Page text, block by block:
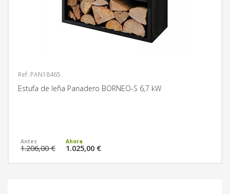
Ref: PAN18465
Estufa de leña Panadero BORNEO-S 6,7 kW
1.206,00 € 1.025,00 €